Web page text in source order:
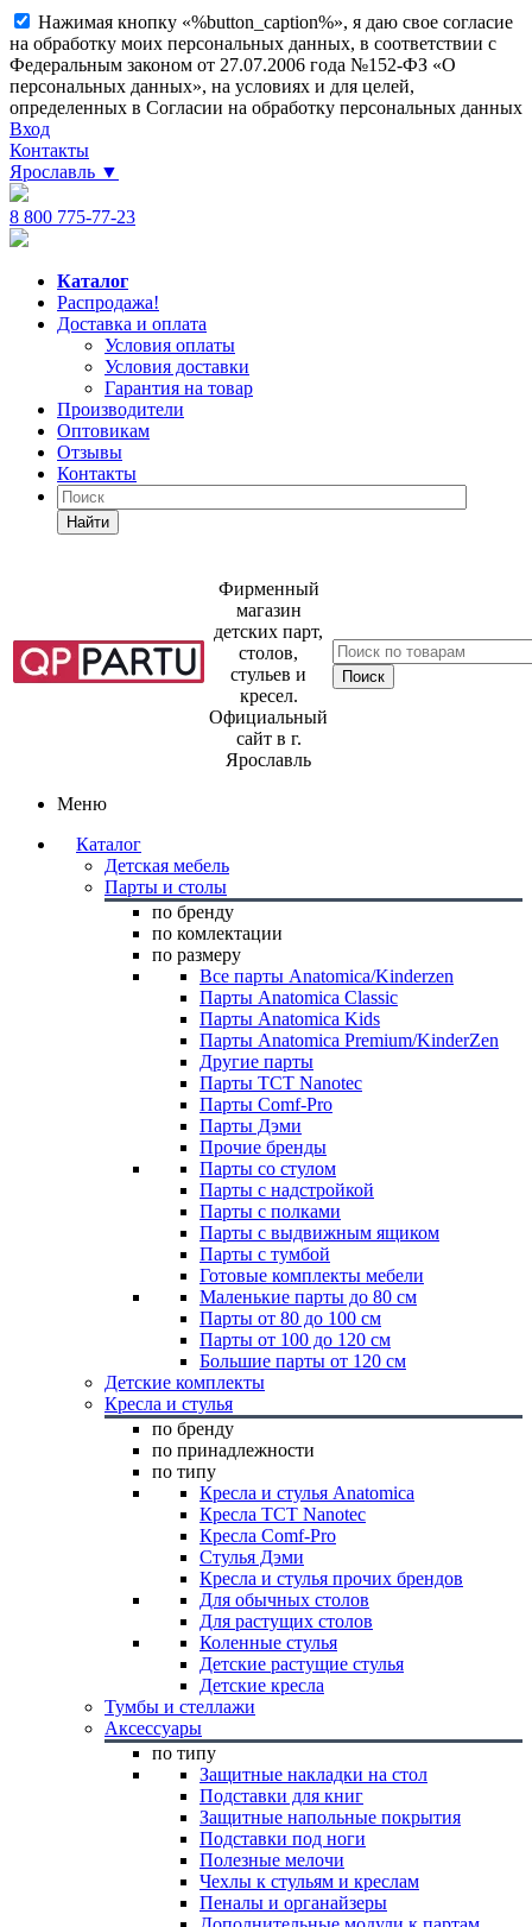
Нажимая кнопку «%button_caption%», я даю свое согласие
на обработку моих персональных данных, в соответствии с
Федеральным законом от 27.07.2006 года №152-ФЗ «О
персональных данных», на условиях и для целей,
определенных в Согласии на обработку персональных данных
Вход
Контакты
Ярославль ▼
8 800 775-77-23
Каталог
Распродажа!
Доставка и оплата
Условия оплаты
Условия доставки
Гарантия на товар
Производители
Оптовикам
Отзывы
Контакты
Найти
Фирменный
магазин
детских парт,
столов,
стульев и
кресел.
Официальный
сайт в г.
Ярославль
Меню
Каталог
Детская мебель
Парты и столы
по бренду
по комлектации
по размеру
Все парты Anatomica/Kinderzen
Парты Anatomica Classic
Парты Anatomica Kids
Парты Anatomica Premium/KinderZen
Другие парты
Парты TCT Nanotec
Парты Comf-Pro
Парты Дэми
Прочие бренды
Парты со стулом
Парты с надстройкой
Парты с полками
Парты с выдвижным ящиком
Парты с тумбой
Готовые комплекты мебели
Маленькие парты до 80 см
Парты от 80 до 100 см
Парты от 100 до 120 см
Большие парты от 120 см
Детские комплекты
Кресла и стулья
по бренду
по принадлежности
по типу
Кресла и стулья Anatomica
Кресла TCT Nanotec
Кресла Comf-Pro
Стулья Дэми
Кресла и стулья прочих брендов
Для обычных столов
Для растущих столов
Коленные стулья
Детские растущие стулья
Детские кресла
Тумбы и стеллажи
Аксессуары
по типу
Защитные накладки на стол
Подставки для книг
Защитные напольные покрытия
Подставки под ноги
Полезные мелочи
Чехлы к стульям и креслам
Пеналы и органайзеры